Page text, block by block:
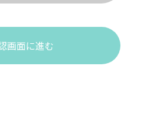
画面に進む